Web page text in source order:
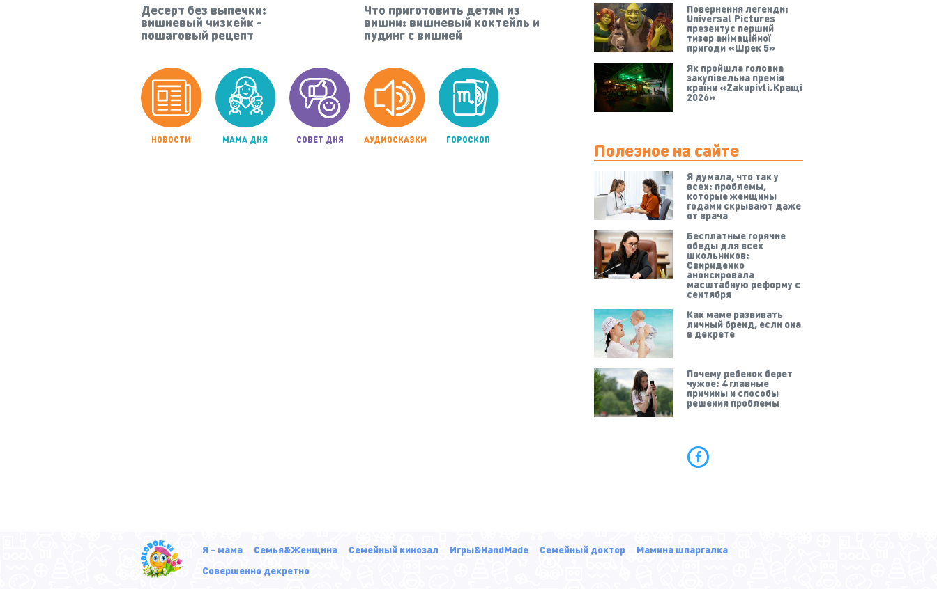
Десерт без выпечки:
вишневый чизкейк -
пошаговый рецепт
Что приготовить детям из
вишни: вишневый коктейль и
пудинг с вишней
НОВОСТИ МАМА ДНЯ СОВЕТ ДНЯ АУДИОСКАЗКИ ГОРОСКОП
Повернення легенди:
Universal Pictures
презентує перший
тизер анімаційної
пригоди «Шрек 5»
Як пройшла головна
закупівельна премія
країни «Zakupivli.Кращі
2026»
Полезное на сайте
Я думала, что так у
всех: проблемы,
которые женщины
годами скрывают даже
от врача
Бесплатные горячие
обеды для всех
школьников:
Свириденко
анонсировала
масштабную реформу с
сентября
Как маме развивать
личный бренд, если она
в декрете
Почему ребенок берет
чужое: 4 главные
причины и способы
решения проблемы
Я - мама Семья&Женщина Семейный кинозал Игры&HandMade Семейный доктор
Мамина шпаргалка
Совершенно декретно